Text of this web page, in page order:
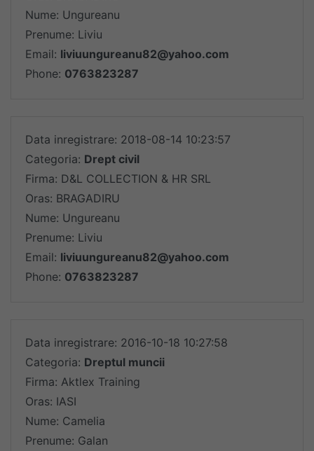
Nume: Ungureanu
Prenume: Liviu
Email: liviuungureanu82@yahoo.com
Phone: 0763823287
Data inregistrare: 2018-08-14 10:23:57
Categoria: Drept civil
Firma: D&L COLLECTION & HR SRL
Oras: BRAGADIRU
Nume: Ungureanu
Prenume: Liviu
Email: liviuungureanu82@yahoo.com
Phone: 0763823287
Data inregistrare: 2016-10-18 10:27:58
Categoria: Dreptul muncii
Firma: Aktlex Training
Oras: IASI
Nume: Camelia
Prenume: Galan